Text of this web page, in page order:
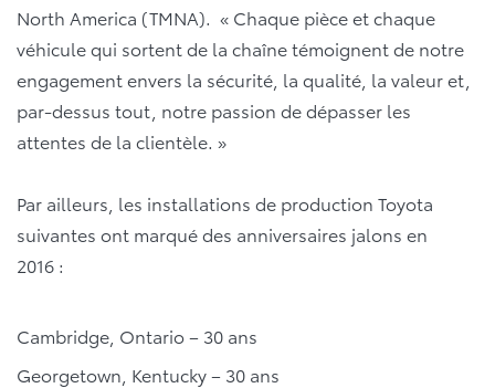
North America (TMNA). « Chaque pièce et chaque
véhicule qui sortent de la chaîne témoignent de notre
engagement envers la sécurité, la qualité, la valeur et,
par-dessus tout, notre passion de dépasser les
attentes de la clientèle. »
Par ailleurs, les installations de production Toyota
suivantes ont marqué des anniversaires jalons en
2016 :
Cambridge, Ontario – 30 ans
Georgetown, Kentucky – 30 ans